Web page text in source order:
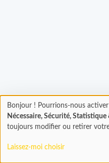
Chargement... Chargement
En cours...
Bonjour ! Pourrions-nous
Nécessaire, Sécurité,
toujours modifier ou retirer
Laissez-moi choisir